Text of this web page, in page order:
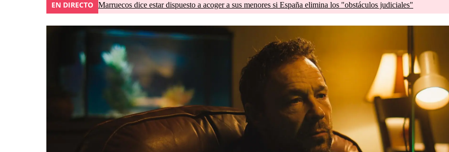
EN DIRECTO Marruecos dice estar dispuesto a acoger a sus menores si España elimina los "obstáculos judiciales"